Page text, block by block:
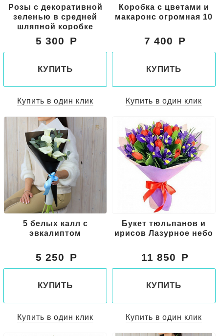
Розы с декоративной
зеленью в средней
шляпной коробке
5 300
КУПИТЬ
Купить в один клик
Коробка с цветами и
макаронс огромная 10
7 400
КУПИТЬ
Купить в один клик
5 белых калл с
эвкалиптом
5 250
КУПИТЬ
Купить в один клик
Букет тюльпанов и
ирисов Лазурное небо
11 850
КУПИТЬ
Купить в один клик